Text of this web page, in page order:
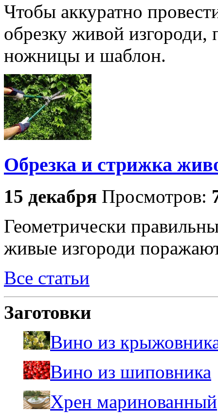
Чтобы аккуратно
обрезку живой
ножницы и шаблон.
Обрезка и стрижка
15 декабря Просмотров:
Геометрически
живые изгороди
Все статьи
Заготовки
Вино из
Вино из шиповника
Хрен маринованный